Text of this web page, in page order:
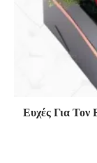
Ευχές Για Τον